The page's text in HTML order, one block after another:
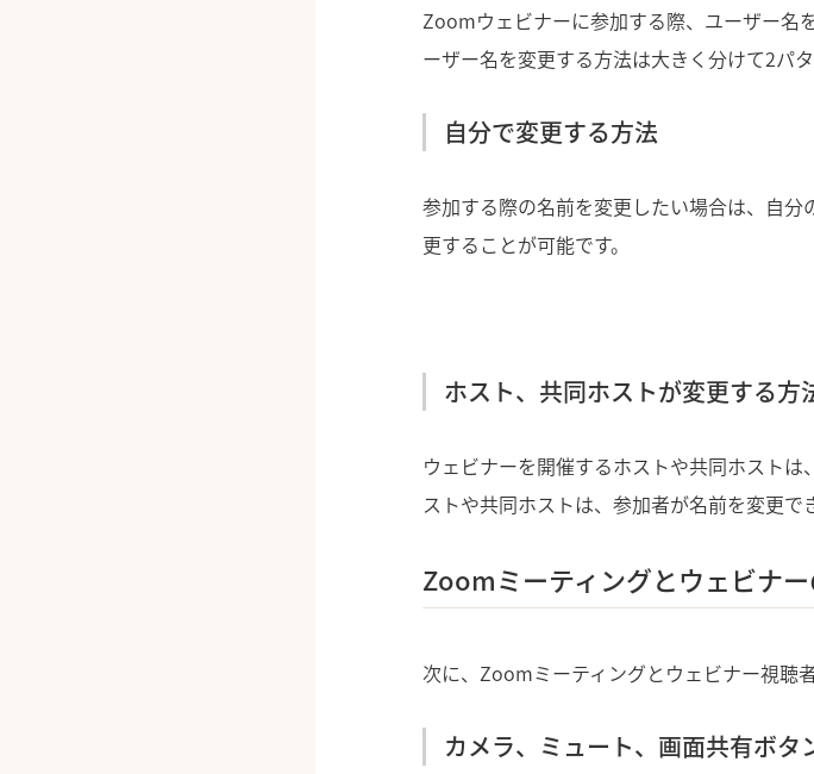
Zoomウェビナーに参加する際、ユーザー名
ーザー名を変更する方法は大きく分けて2パタ
自分で変更する方法
参加する際の名前を変更したい場合は、自
更することが可能です。
ホスト、共同ホストが変更する方
ウェビナーを開催するホストや共同ホスト
ストや共同ホストは、参加者が名前を変更で
Zoomミーティングとウェビナ
次に、Zoomミーティングとウェビナー視聴
カメラ、ミュート、画面共有ボタ